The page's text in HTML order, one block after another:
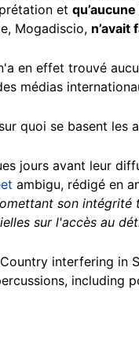
et
Mogadiscio, n’avait
en effet trouvé
médias
quoi se basent les
jours avant leur
ambigu, rédigé en
son intégrité
sur l'accès au
interfering in
including